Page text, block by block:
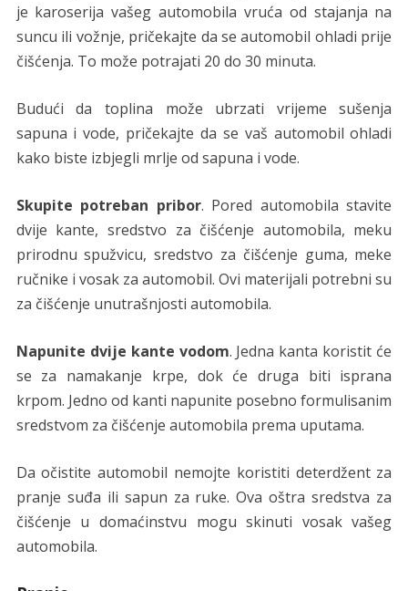
je karoserija vašeg automobila vruća od stajanja na
suncu ili vožnje, pričekajte da se automobil ohladi prije
čišćenja. To može potrajati 20 do 30 minuta.
Budući da toplina može ubrzati vrijeme sušenja
sapuna i vode, pričekajte da se vaš automobil ohladi
kako biste izbjegli mrlje od sapuna i vode.
Skupite potreban pribor. Pored automobila stavite
dvije kante, sredstvo za čišćenje automobila, meku
prirodnu spužvicu, sredstvo za čišćenje guma, meke
ručnike i vosak za automobil. Ovi materijali potrebni su
za čišćenje unutrašnjosti automobila.
Napunite dvije kante vodom. Jedna kanta koristit će
se za namakanje krpe, dok će druga biti isprana
krpom. Jedno od kanti napunite posebno formulisanim
sredstvom za čišćenje automobila prema uputama.
Da očistite automobil nemojte koristiti deterdžent za
pranje suđa ili sapun za ruke. Ova oštra sredstva za
čišćenje u domaćinstvu mogu skinuti vosak vašeg
automobila.